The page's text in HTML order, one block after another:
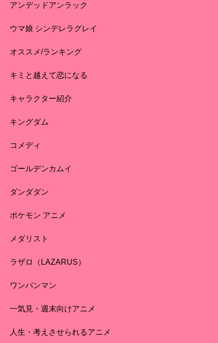
アンデッドアンラック
ウマ娘 シンデレラグレイ
オススメ/ランキング
キミと越えて恋になる
キャラクター紹介
キングダム
コメディ
ゴールデンカムイ
ダンダダン
ポケモン アニメ
メダリスト
ラザロ（LAZARUS）
ワンパンマン
一気見・週末向けアニメ
人生・考えさせられるアニメ